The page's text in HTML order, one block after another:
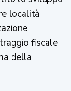
località
fiscale
della